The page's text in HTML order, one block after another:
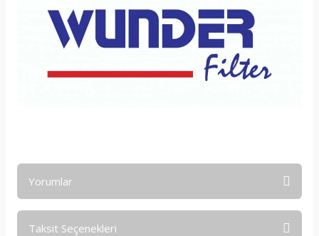
Yorumlar
Taksit Seçenekleri